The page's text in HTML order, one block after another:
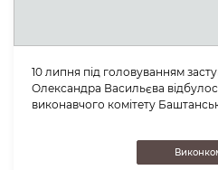
10 липня під головуванням
Олександра Васильєва
виконавчого комітету